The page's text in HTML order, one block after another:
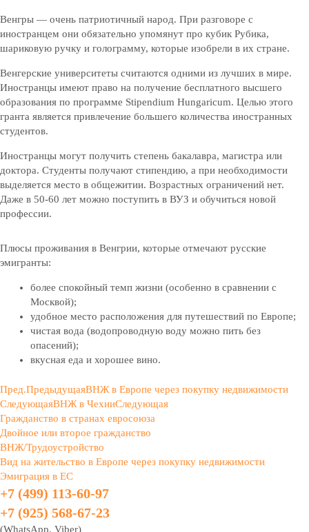
Венгры — очень патриотичный народ. При разговоре с
иностранцем они обязательно упомянут про кубик Рубика,
шариковую ручку и голограмму, которые изобрели в их стране.
Венгерские университеты считаются одними из лучших в мире.
Иностранцы имеют право на получение бесплатного высшего
образования по программе Stipendium Hungaricum. Целью этого
гранта является привлечение большего количества иностранных
студентов.
Иностранцы могут получить степень бакалавра, магистра или
доктора. Студенты получают стипендию, а при необходимости
выделяется место в общежитии. Возрастных ограничений нет.
Даже в 50-60 лет можно поступить в ВУЗ и обучиться новой
профессии.
Плюсы проживания в Венгрии, которые отмечают русские
эмигранты:
более спокойный темп жизни (особенно в сравнении с
Москвой);
удобное место расположения для путешествий по Европе;
чистая вода (водопроводную воду можно пить без
опасений);
вкусная еда и хорошее вино.
Пред.ПредыдущаяВНЖ в Европе через покупку недвижимости
СледующаяВНЖ в ЧехииСледующая
Гражданство в странах евросоюза
Двойное или второе гражданство
ВНЖ/Трудоустройство
Вид на жительство в Европе через покупку недвижимости
Эмиграция в ЕС
+7 (499) 113-60-97
+7 (925) 568-67-23
(WhatsApp, Viber)